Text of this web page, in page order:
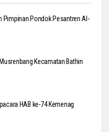
Pimpinan Pondok Pesantren Al-
Kecamatan Bathin
HAB ke-74 Kemenag